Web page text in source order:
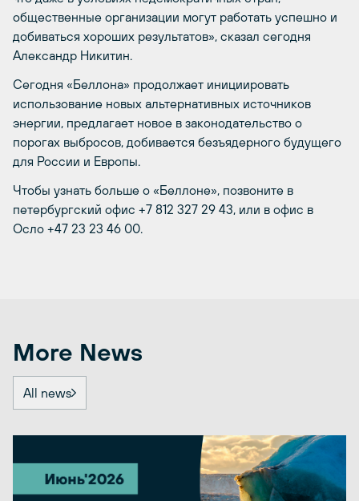
общественные организации могут работать успешно и
добиваться хороших результатов», сказал сегодня
Александр Никитин.
Сегодня «Беллона» продолжает инициировать
использование новых альтернативных источников
энергии, предлагает новое в законодательство о
порогах выбросов, добивается безъядерного будущего
для России и Европы.
Чтобы узнать больше о «Беллоне», позвоните в
петербургский офис +7 812 327 29 43, или в офис в
Осло +47 23 23 46 00.
More News
All news